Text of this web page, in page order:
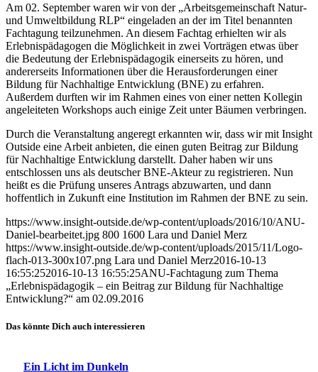
Am 02. September waren wir von der „Arbeitsgemeinschaft Natur-
und Umweltbildung RLP“ eingeladen an der im Titel benannten
Fachtagung teilzunehmen. An diesem Fachtag erhielten wir als
Erlebnispädagogen die Möglichkeit in zwei Vorträgen etwas über
die Bedeutung der Erlebnispädagogik einerseits zu hören, und
andererseits Informationen über die Herausforderungen einer
Bildung für Nachhaltige Entwicklung (BNE) zu erfahren.
Außerdem durften wir im Rahmen eines von einer netten Kollegin
angeleiteten Workshops auch einige Zeit unter Bäumen verbringen.
Durch die Veranstaltung angeregt erkannten wir, dass wir mit Insight
Outside eine Arbeit anbieten, die einen guten Beitrag zur Bildung
für Nachhaltige Entwicklung darstellt. Daher haben wir uns
entschlossen uns als deutscher BNE-Akteur zu registrieren. Nun
heißt es die Prüfung unseres Antrags abzuwarten, und dann
hoffentlich in Zukunft eine Institution im Rahmen der BNE zu sein.
https://www.insight-outside.de/wp-content/uploads/2016/10/ANU-
Daniel-bearbeitet.jpg 800 1600 Lara und Daniel Merz
https://www.insight-outside.de/wp-content/uploads/2015/11/Logo-
flach-013-300x107.png Lara und Daniel Merz2016-10-13
16:55:252016-10-13 16:55:25ANU-Fachtagung zum Thema
„Erlebnispädagogik – ein Beitrag zur Bildung für Nachhaltige
Entwicklung?“ am 02.09.2016
Das könnte Dich auch interessieren
Ein Licht im Dunkeln